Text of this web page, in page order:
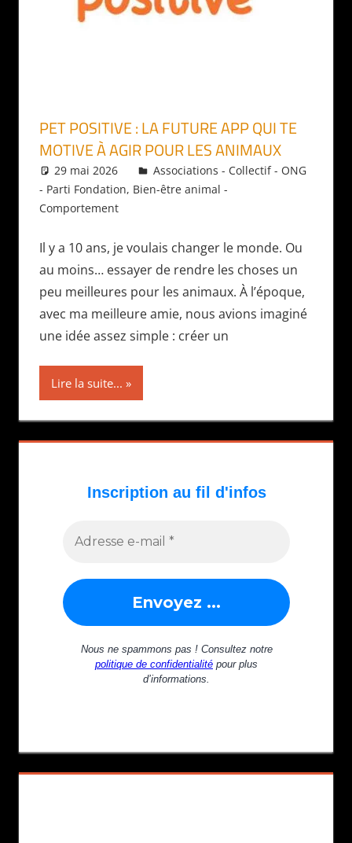
PET POSITIVE : LA FUTURE APP QUI TE
MOTIVE À AGIR POUR LES ANIMAUX
29 mai 2026 Daniel
Associations - Collectif - ONG
- Parti Fondation, Bien-être animal -
Comportement
Il y a 10 ans, je voulais changer le monde. Ou
au moins… essayer de rendre les choses un
peu meilleures pour les animaux. À l’époque,
avec ma meilleure amie, nous avions imaginé
une idée assez simple : créer un
Lire la suite...